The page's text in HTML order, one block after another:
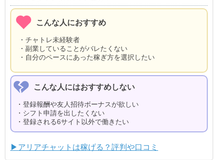
こんな人におすすめ
・チャトレ未経験者
・副業していることがバレたくない
・自分のペースにあった稼ぎ方を選択したい
こんな人にはおすすめしない
・登録報酬や友人招待ボーナスが欲しい
・シフト申請を出したくない
・登録される6サイト以外で働きたい
▶アリアチャットは稼げる？評判や口コミ